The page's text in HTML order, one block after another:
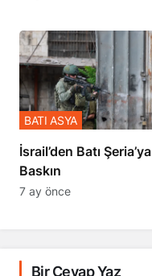
​​​​​​​İsrail’den Batı Şeria’ya
Baskın
BATI ASYA
7 ay önce
Bir Cevap Yaz